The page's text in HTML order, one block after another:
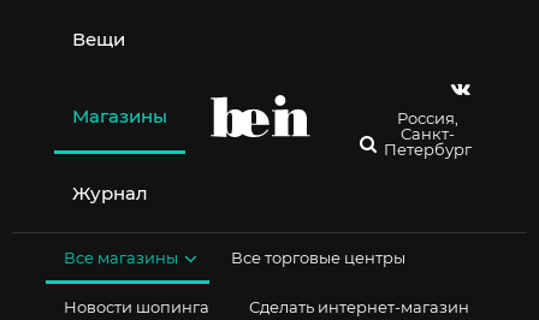
содержимому
Вещи
Магазины
Журнал
Россия,
Санкт-
Петербург
Все магазины Все торговые центры
Новости шопинга Сделать интернет-магазин